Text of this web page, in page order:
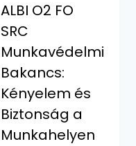
ALBI O2 FO
SRC
Munkavédelmi
Bakancs:
Kényelem és
Biztonság a
Munkahelyen